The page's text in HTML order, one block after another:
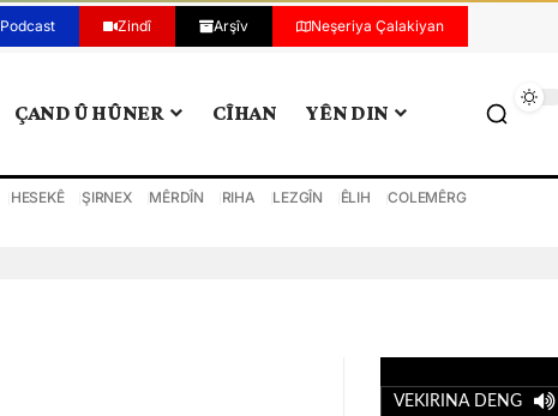
Podcast Zindî Arşîv Neşeriya Çalakiyan
ÇAND Û HÛNER CÎHAN YÊN DIN
HESEKÊ ŞIRNEX MÊRDÎN RIHA LEZGÎN ÊLIH COLEMÊRG
VEKIRINA DENG